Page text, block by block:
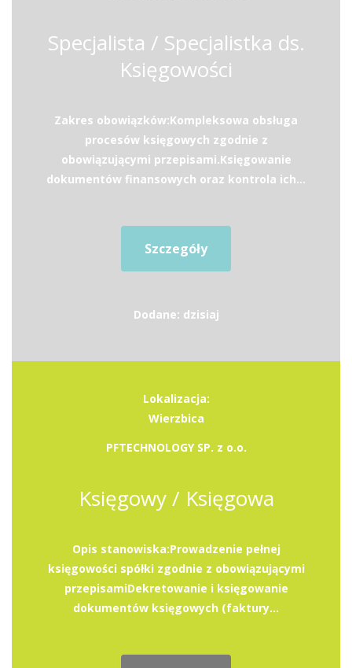
Specjalista / Specjalistka ds.
Księgowości
Zakres obowiązków:Kompleksowa obsługa
procesów księgowych zgodnie z
obowiązującymi przepisami.Księgowanie
dokumentów finansowych oraz kontrola ich...
Szczegóły
Dodane: dzisiaj
Lokalizacja:
Wierzbica
PFTECHNOLOGY SP. z o.o.
Księgowy / Księgowa
Opis stanowiska:Prowadzenie pełnej
księgowości spółki zgodnie z obowiązującymi
przepisamiDekretowanie i księgowanie
dokumentów księgowych (faktury...